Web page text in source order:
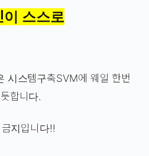
이 스스로
시스템구축SVM에 웨일 한번
합니다.
지입니다!!